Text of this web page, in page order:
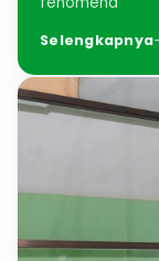
Selengkapnya